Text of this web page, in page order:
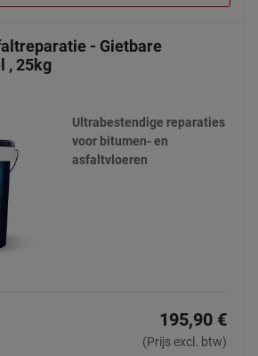
- Gietbare
, 25kg
Ultrabestendige reparaties
voor bitumen- en
asfaltvloeren
195,90 €
(Prijs excl. btw)